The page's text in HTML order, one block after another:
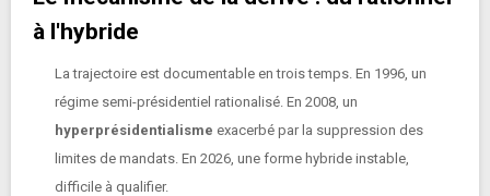
à l'hybride
La trajectoire est documentable en trois temps. En 1996, un
régime semi-présidentiel rationalisé. En 2008, un
hyperprésidentialisme exacerbé par la suppression des
limites de mandats. En 2026, une forme hybride instable,
difficile à qualifier.